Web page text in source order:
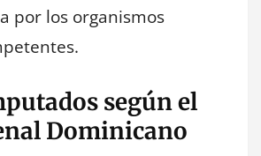
por los organismos
según el
Dominicano